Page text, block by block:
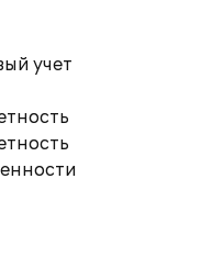
учет